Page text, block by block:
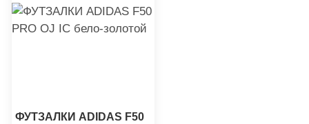
ФУТЗАЛКИ ADIDAS F50